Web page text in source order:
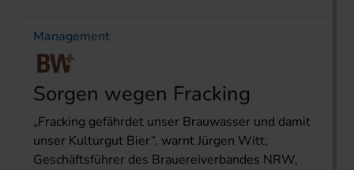
Management
Sorgen wegen Fracking
„Fracking gefährdet unser Brauwasser und damit
unser Kulturgut Bier“, warnt Jürgen Witt,
Geschäftsführer des Brauereiverbandes NRW,